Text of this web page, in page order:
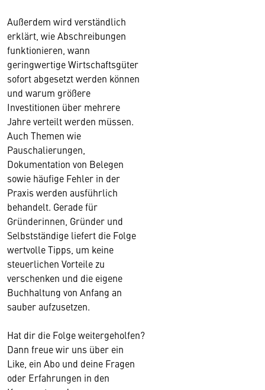
Außerdem wird verständlich
erklärt, wie Abschreibungen
funktionieren, wann
geringwertige Wirtschaftsgüter
sofort abgesetzt werden können
und warum größere
Investitionen über mehrere
Jahre verteilt werden müssen.
Auch Themen wie
Pauschalierungen,
Dokumentation von Belegen
sowie häufige Fehler in der
Praxis werden ausführlich
behandelt. Gerade für
Gründerinnen, Gründer und
Selbstständige liefert die Folge
wertvolle Tipps, um keine
steuerlichen Vorteile zu
verschenken und die eigene
Buchhaltung von Anfang an
sauber aufzusetzen.
Hat dir die Folge weitergeholfen?
Dann freue wir uns über ein
Like, ein Abo und deine Fragen
oder Erfahrungen in den